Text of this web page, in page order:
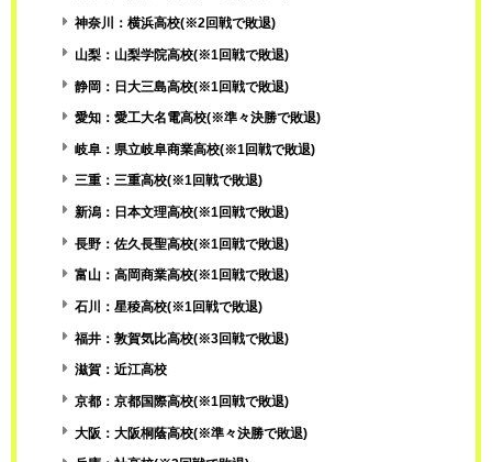
神奈川：横浜高校(※2回戦で敗退)
山梨：山梨学院高校(※1回戦で敗退)
静岡：日大三島高校(※1回戦で敗退)
愛知：愛工大名電高校(※準々決勝で敗退)
岐阜：県立岐阜商業高校(※1回戦で敗退)
三重：三重高校(※1回戦で敗退)
新潟：日本文理高校(※1回戦で敗退)
長野：佐久長聖高校(※1回戦で敗退)
富山：高岡商業高校(※1回戦で敗退)
石川：星稜高校(※1回戦で敗退)
福井：敦賀気比高校(※3回戦で敗退)
滋賀：近江高校
京都：京都国際高校(※1回戦で敗退)
大阪：大阪桐蔭高校(※準々決勝で敗退)